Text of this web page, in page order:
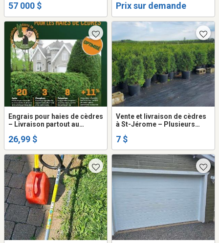
57 000 $ Prix sur demande
Engrais pour haies de cèdres
– Livraison partout au
26,99 $
Vente et livraison de cèdres
à St-Jérome – Plusieurs
7 $